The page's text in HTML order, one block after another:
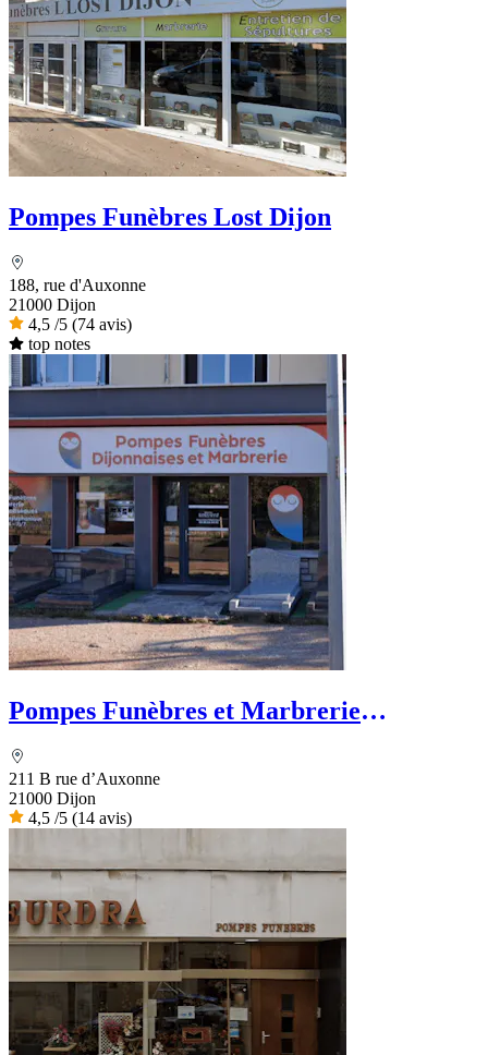
Pompes Funèbres Lost Dijon
188, rue d'Auxonne
21000 Dijon
4,5 /5 (74 avis)
top notes
Pompes Funèbres et Marbrerie
211 B rue d’Auxonne
21000 Dijon
4,5 /5 (14 avis)